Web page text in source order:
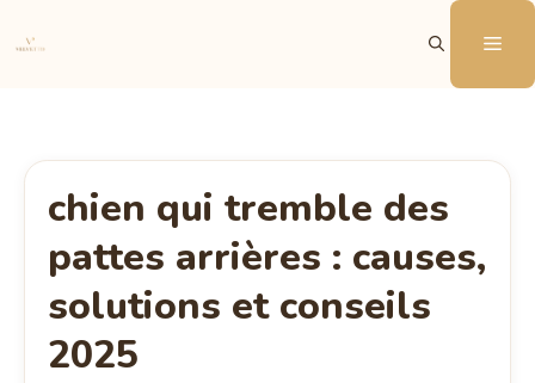
au
chien qui tremble des
pattes arrières : causes,
solutions et conseils
2025